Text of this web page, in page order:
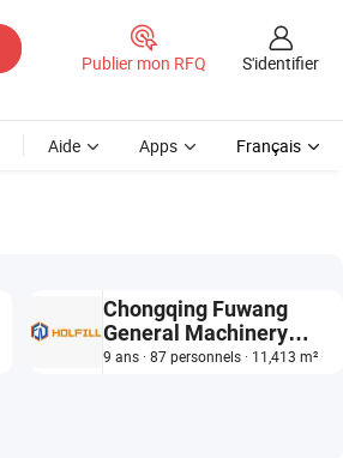
Publier mon RFQ S'identifier
Aide Apps Français
Chongqing Fuwang
General Machinery
Equipment Co., Ltd.
9 ans · 87 personnels · 11,413 m²